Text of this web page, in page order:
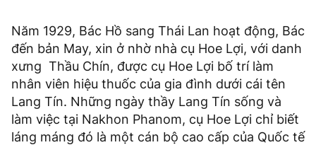
Năm 1929, Bác Hồ sang Thái Lan hoạt động, Bác
đến bản May, xin ở nhờ nhà cụ Hoe Lợi, với danh
xưng Thầu Chín, được cụ Hoe Lợi bố trí làm
nhân viên hiệu thuốc của gia đình dưới cái tên
Lang Tín. Những ngày thầy Lang Tín sống và
làm việc tại Nakhon Phanom, cụ Hoe Lợi chỉ biết
láng máng đó là một cán bộ cao cấp của Quốc tế